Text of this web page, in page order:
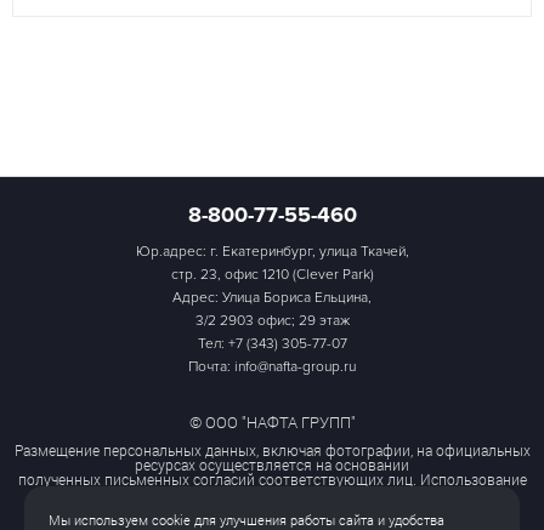
8-800-77-55-460
Юр.адрес: г. Екатеринбург, улица Ткачей,
стр. 23, офис 1210 (Clever Park)
Адрес: Улица Бориса Ельцина,
3/2 2903 офис; 29 этаж
Тел: +7 (343) 305-77-07
Почта: info@nafta-group.ru
© ООО "НАФТА ГРУПП"
Размещение персональных данных, включая фотографии, на официальных
ресурсах осуществляется на основании
полученных письменных согласий соответствующих лиц. Использование
этих материалов третьими лицами
Мы используем cookie для улучшения работы сайта и удобства